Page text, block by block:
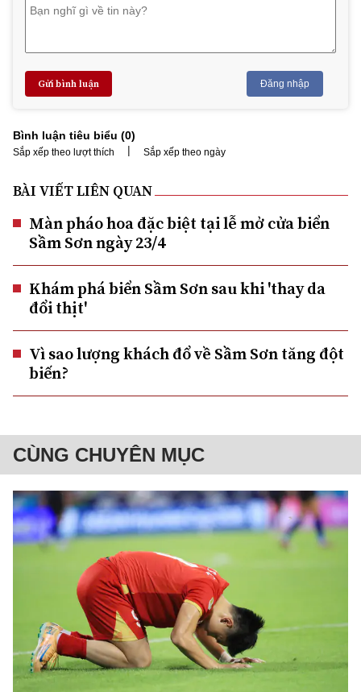
Gửi bình luận Đăng nhập
Bình luận tiêu biểu (0)
Sắp xếp theo lượt thích | Sắp xếp theo ngày
BÀI VIẾT LIÊN QUAN
Màn pháo hoa đặc biệt tại lễ mở cửa biển
Sầm Sơn ngày 23/4
Khám phá biển Sầm Sơn sau khi 'thay da
đổi thịt'
Vì sao lượng khách đổ về Sầm Sơn tăng đột
biến?
CÙNG CHUYÊN MỤC